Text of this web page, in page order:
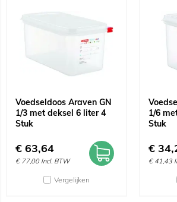
Voedseldoos Araven GN
1/3 met deksel 6 liter 4
Stuk
€ 63,64
€ 77,00 Incl. BTW
Vergelijken
1/6
Stuk
€
€ 41,43